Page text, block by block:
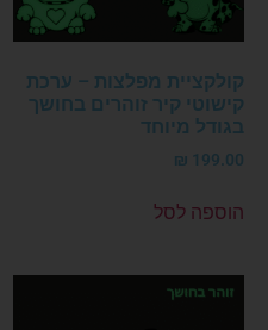
קולקציית מפלצות – ערכת
קישוטי קיר זוהרים בחושך
בגודל מיוחד
199.00
₪
הוספה לסל